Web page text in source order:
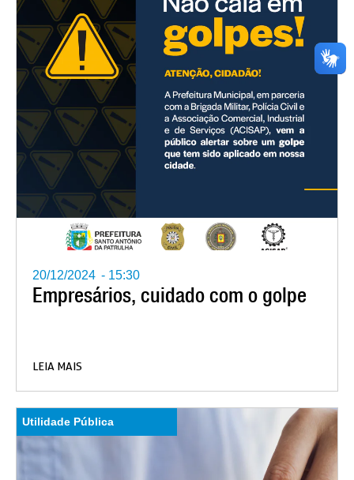
20/12/2024 - 15:30
Empresários, cuidado com o golpe
LEIA MAIS
Utilidade Pública